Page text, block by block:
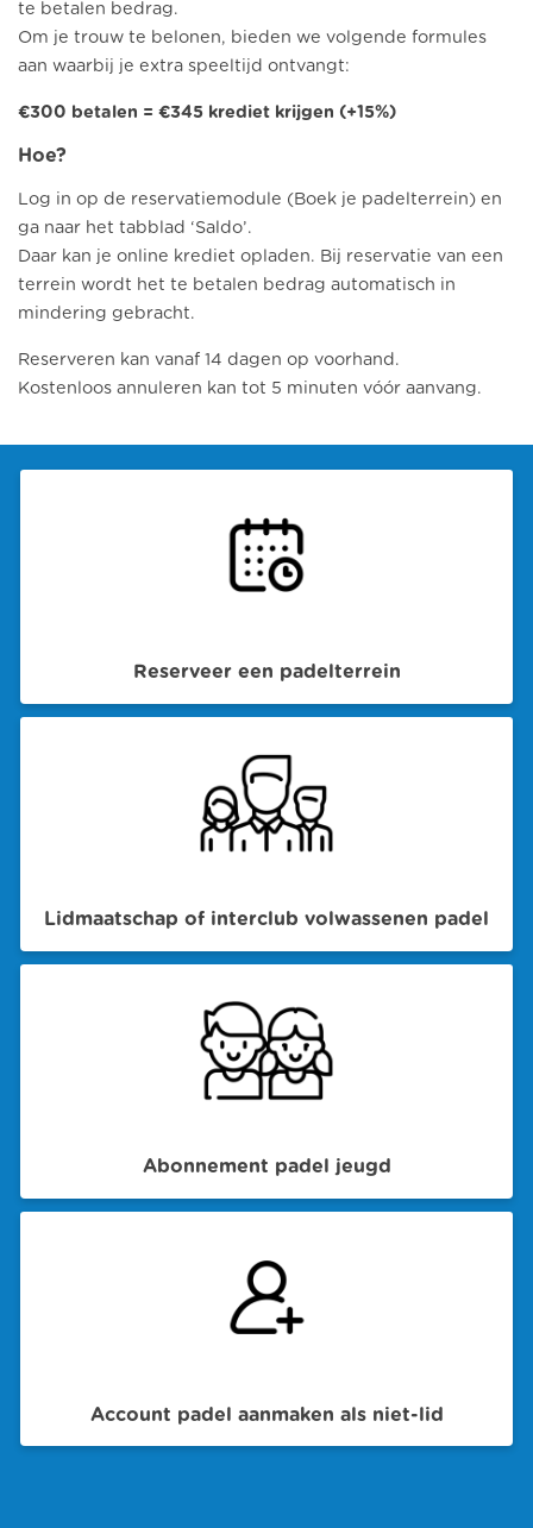
te betalen bedrag.
Om je trouw te belonen, bieden we volgende formules
aan waarbij je extra speeltijd ontvangt:
€300 betalen = €345 krediet krijgen (+15%)
Hoe?
Log in op de reservatiemodule (Boek je padelterrein) en
ga naar het tabblad ‘Saldo’.
Daar kan je online krediet opladen. Bij reservatie van een
terrein wordt het te betalen bedrag automatisch in
mindering gebracht.
Reserveren kan vanaf 14 dagen op voorhand.
Kostenloos annuleren kan tot 5 minuten vóór aanvang.
Reserveer een padelterrein
Lidmaatschap of interclub volwassenen padel
Abonnement padel jeugd
Account padel aanmaken als niet-lid